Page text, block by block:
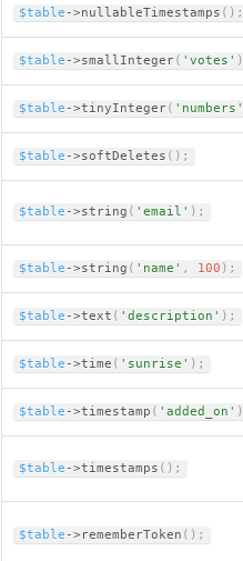
$table ->nullableTimestamps ( ) ;
$table ->smallInteger( 'votes' )
$table ->tinyInteger( 'numbers'
$table ->softDeletes ( ) ;
$table ->string ( 'email' ) ;
$table ->string ( 'name' , 100 ) ;
$table ->text ( 'description' ) ;
$table ->time ( 'sunrise' ) ;
$table ->timestamp ( 'added_on' )
$table ->timestamps ( ) ;
$table ->rememberToken ( ) ;